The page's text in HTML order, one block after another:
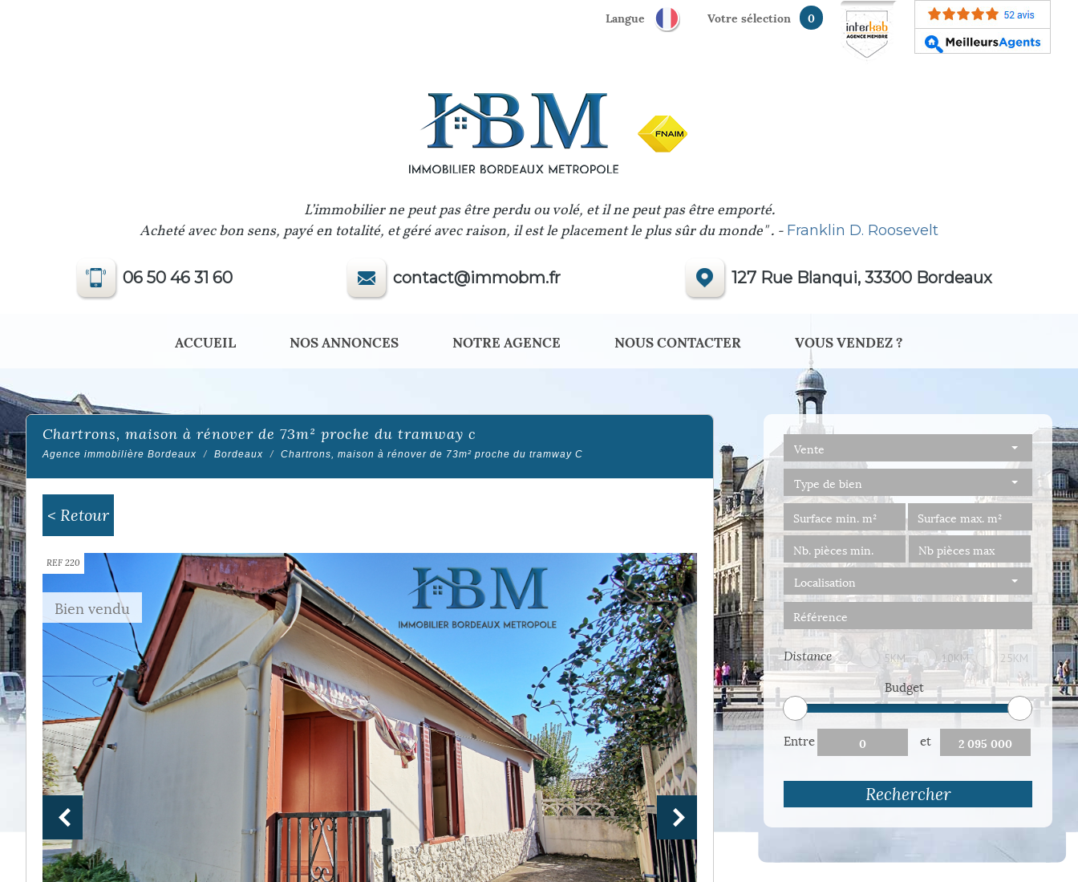
Langue votre sélection 0
L’immobilier ne peut pas être perdu ou volé, et il ne peut pas être emporté.
Acheté avec bon sens, payé en totalité, et géré avec raison, il est le placement le plus sûr du monde" . - Franklin D. Roosevelt
06 50 46 31 60 contact@immobm.fr 127 Rue Blanqui, 33300 Bordeaux
ACCUEIL NOS ANNONCES NOTRE AGENCE NOUS CONTACTER VOUS VENDEZ ?
Vente
Type de bien
Localisation
Distance 5KM 10KM 25KM
Budget
Entre et
Rechercher
chartrons, maison à rénover de 73m² proche du tramway c
Agence immobilière Bordeaux Bordeaux Chartrons, maison à rénover de 73m² proche du tramway C
< Retour
REF 220
Bien vendu